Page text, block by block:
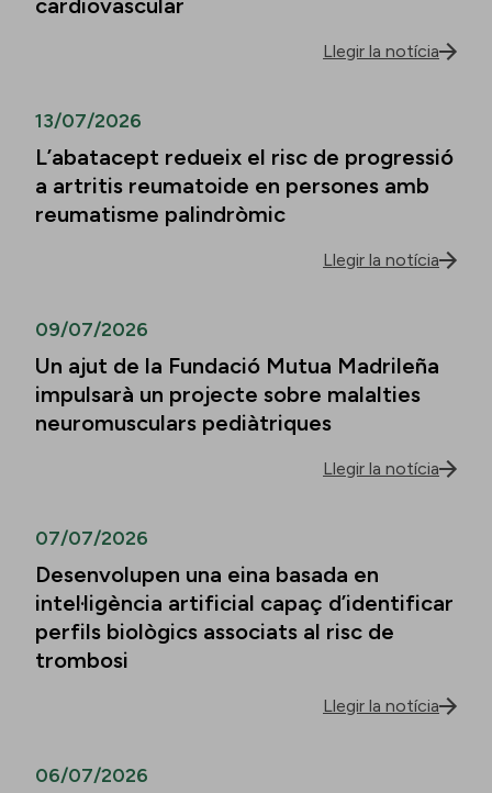
cardiovascular
Llegir la notícia
13/07/2026
L’abatacept redueix el risc de progressió
a artritis reumatoide en persones amb
reumatisme palindròmic
Llegir la notícia
09/07/2026
Un ajut de la Fundació Mutua Madrileña
impulsarà un projecte sobre malalties
neuromusculars pediàtriques
Llegir la notícia
07/07/2026
Desenvolupen una eina basada en
intel·ligència artificial capaç d’identificar
perfils biològics associats al risc de
trombosi
Llegir la notícia
06/07/2026